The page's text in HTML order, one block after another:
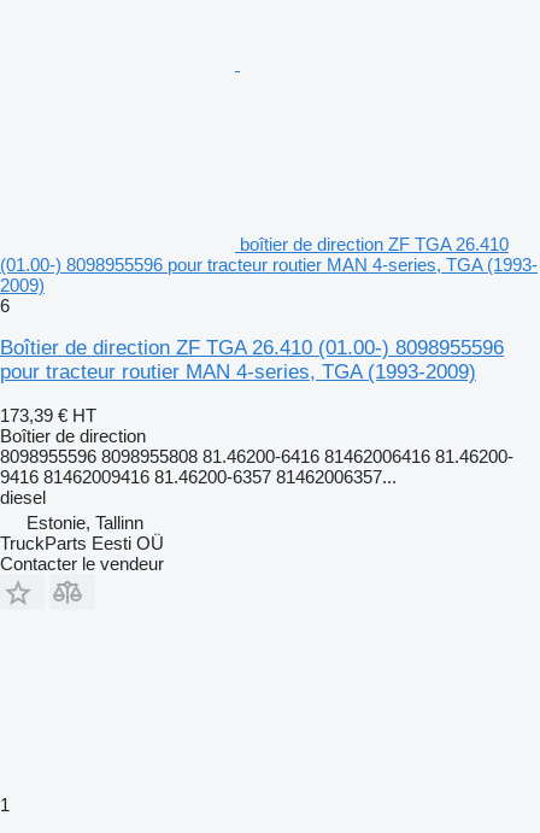
boîtier de direction ZF TGA 26.410
(01.00-) 8098955596 pour tracteur routier MAN 4-series, TGA (1993-
2009)
6
Boîtier de direction ZF TGA 26.410 (01.00-) 8098955596
pour tracteur routier MAN 4-series, TGA (1993-2009)
173,39 € HT
Boîtier de direction
8098955596 8098955808 81.46200-6416 81462006416 81.46200-
9416 81462009416 81.46200-6357 81462006357...
diesel
Estonie, Tallinn
TruckParts Eesti OÜ
Contacter le vendeur
1